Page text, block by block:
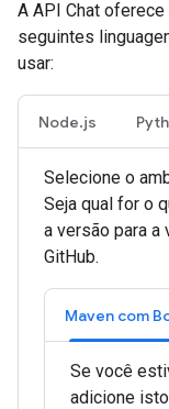
A API Chat
seguintes
usar:
Node.js
Selecione o
Seja qual for o
a versão para
GitHub.
Maven com
Se você
adicione